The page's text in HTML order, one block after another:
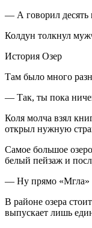
— А говорил десять
Колдун толкнул
История Озер
Там было много
— Так, ты пока
Коля молча взял
открыл нужную
Самое большое
белый пейзаж и
— Ну прямо «Мгла»
В районе озера
выпускает лишь